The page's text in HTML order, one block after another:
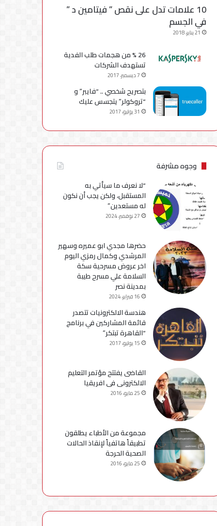
10 علامات تدل على نقص ” فيتامين د ”
في الجسم
21 يناير، 2018
26 % من هجمات طلب الفدية
تستهدف الشركات
7 ديسمبر، 2017
بتصريح شخصي .. “فايبر” و
“تروكولر” يتجسس عليك
31 يوليو، 2017
وجوه مشرفة
“لا نعرف ما سيأتي به
المستقبل، ولكن يجب أن نكون
له مستعدين”
27 نوفمبر، 2024
حضرها مجدي ابو عميره وسهير
المرشدي وكمال رمزي اليوم
اخر عروض مسرحية سكة
السلامة علي مسرح طيبة
بمدينة نصر
16 فبراير، 2024
هندسة الالكترونيات تتصدر
قائمة المشاركين في برنامج
“القاهرة تبتكر”
15 يوليو، 2017
القاضى يفتتح مؤتمر التعليم
الالكترونى فى افريقيا
25 مايو، 2016
مجموعة من الأطباء يطلقون
تطبيقاً هاتفياً لإنقاذ الحالات
الصحية الحرجة
25 مايو، 2016